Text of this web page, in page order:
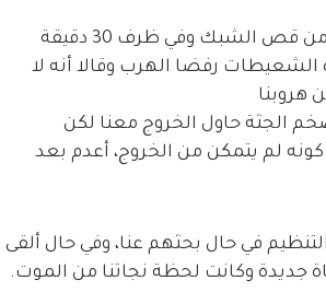
في الساعة الواحدة والنصف بعد منتصف الليل كنا قد انتهينا من قص الشبك وفي ظرف 30 دقيقة
الشعيطات رفضا الهرب وقالا أنه لا
هروبنا
الجثة حاول الخروج معنا لكن
لم يتمكن من الخروج، أعدم بعد
في حال بحثهم عنا، وفي حال ألقى
جديدة وكانت لحظة نجاتنا من الموت.